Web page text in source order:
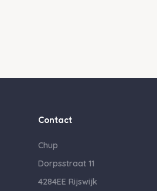
Contact
Chup
Dorpsstraat 11
4284EE Rijswijk